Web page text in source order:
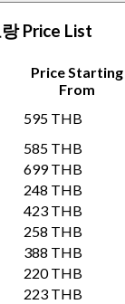
Price List
Price Starting
From
595 THB
585 THB
699 THB
248 THB
423 THB
258 THB
388 THB
220 THB
223 THB